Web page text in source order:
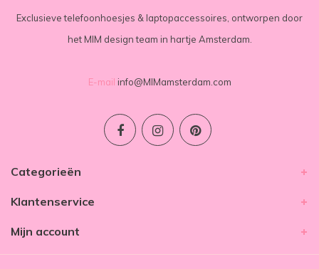
Exclusieve telefoonhoesjes & laptopaccessoires, ontworpen door
het MIM design team in hartje Amsterdam.
E-mail info@MIMamsterdam.com
Categorieën
Klantenservice
Mijn account